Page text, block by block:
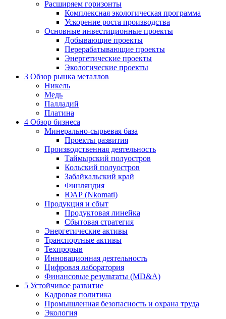
Расширяем горизонты
Комплексная экологическая программа
Ускорение роста производства
Основные инвестиционные проекты
Добывающие проекты
Перерабатывающие проекты
Энергетические проекты
Экологические проекты
3 Обзор рынка металлов
Никель
Медь
Палладий
Платина
4 Обзор бизнеса
Минерально-сырьевая база
Проекты развития
Производственная деятельность
Таймырский полуостров
Кольский полуостров
Забайкальский край
Финляндия
ЮАР (Nkomati)
Продукция и сбыт
Продуктовая линейка
Сбытовая стратегия
Энергетические активы
Транспортные активы
Техпрорыв
Инновационная деятельность
Цифровая лаборатория
Финансовые результаты (MD&A)
5 Устойчивое развитие
Кадровая политика
Промышленная безопасность и охрана труда
Экология